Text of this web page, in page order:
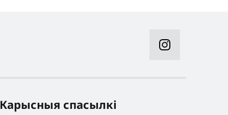
Карысныя спасылкі